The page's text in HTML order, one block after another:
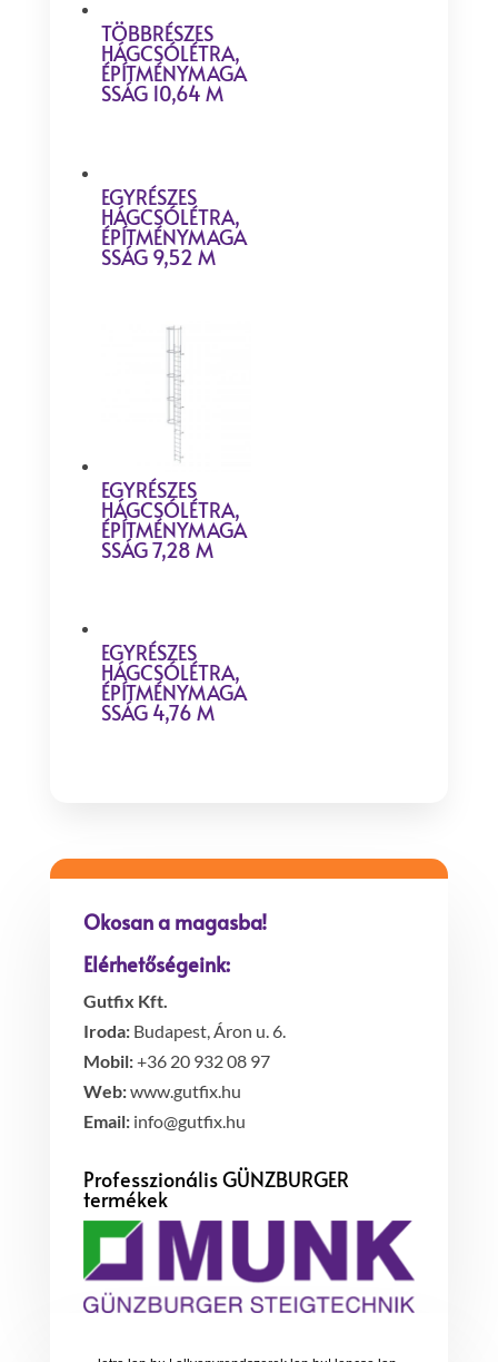
TÖBBRÉSZES
HÁGCSÓLÉTRA,
ÉPÍTMÉNYMAGA
SSÁG 10,64 M
EGYRÉSZES
HÁGCSÓLÉTRA,
ÉPÍTMÉNYMAGA
SSÁG 9,52 M
EGYRÉSZES
HÁGCSÓLÉTRA,
ÉPÍTMÉNYMAGA
SSÁG 7,28 M
EGYRÉSZES
HÁGCSÓLÉTRA,
ÉPÍTMÉNYMAGA
SSÁG 4,76 M
Okosan a magasba!
Elérhetőségeink:
Gutfix Kft.
Iroda:Budapest, Áron u. 6.
Mobil:+36 20 932 08 97
Web:www.gutfix.hu
Email: info@gutfix.hu
Professzionális GÜNZBURGER
termékek